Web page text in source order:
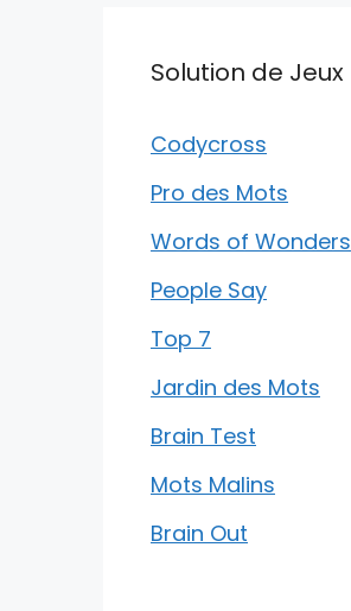
Solution de Jeux
Codycross
Pro des Mots
Words of Wonders
People Say
Top 7
Jardin des Mots
Brain Test
Mots Malins
Brain Out